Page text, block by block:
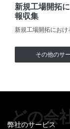
新規工場開拓
報収集
新規工場開拓におけ
その他のサ
どの会
弊社のサービス